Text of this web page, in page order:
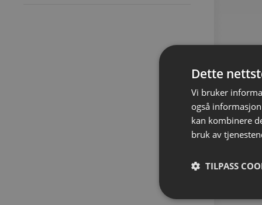
Dette
Vi bruker
også
kan kombinere
bruk av
TILPASS